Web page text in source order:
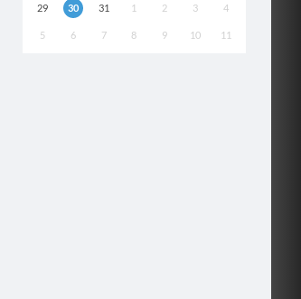
29 30 31 1 2 3 4
5 6 7 8 9 10 11